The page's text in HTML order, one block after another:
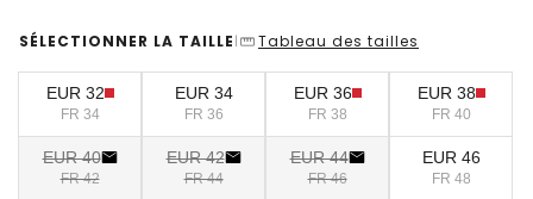
SÉLECTIONNER LA TAILLE | Tableau des tailles
EUR 32
FR 34
EUR 34
FR 36
EUR 36
FR 38
EUR 38
FR 40
EUR 40
FR 42
EUR 42
FR 44
EUR 44
FR 46
EUR 46
FR 48